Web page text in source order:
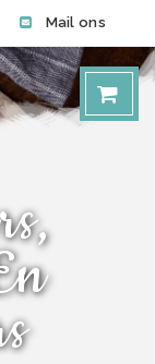
Mail ons